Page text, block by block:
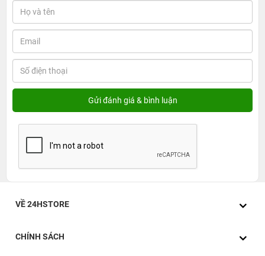
Samsung Galaxy A52 5G sở hữu thiết kế nguyên khối.
Máy có độ mỏng gây ấn tượng, nhưng vẫn đảm bảo và
cho người dùng cảm giác cầm tay thoải mái. Các góc bo
cạnh máy có độ cong nhẹ nhàng vừa tạo nên mềm mại,
vừa tạo nên tổng thể hài hòa và thanh lịch. Ngoài ra
chiếc smartphone còn có một sự thay đổi nhỏ là chính là
vị trí của cụm camera sau được đặt ở giữa thay vì ở góc
phải như thông thường.
trung không thua kém tiền nhiệm. Chiếc Smartphone này
có các màu sắc như Hồng, Xanh, Trắng, Đen… Không
Phần camera trước của thiết bị được thiết kế khá đặc
VỀ 24HSTORE
CHÍNH SÁCH